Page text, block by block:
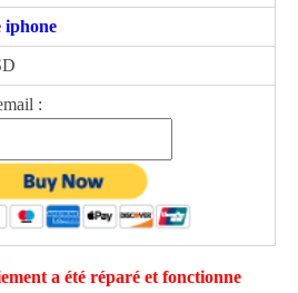
iphone
:
a été réparé et fonctionne